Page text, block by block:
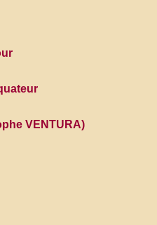
VENTURA)